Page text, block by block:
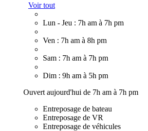
Voir tout
Lun - Jeu : 7h am à 7h pm
Ven : 7h am à 8h pm
Sam : 7h am à 7h pm
Dim : 9h am à 5h pm
Ouvert aujourd'hui de 7h am à 7h pm
Entreposage de bateau
Entreposage de VR
Entreposage de véhicules